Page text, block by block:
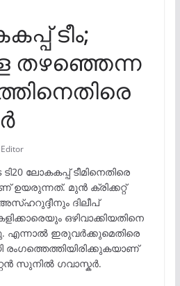
ടീം;
തഴഞ്ഞെന്ന
Editor
ലോകകപ്പ് ടീമിനെതിരെ
ഉയരുന്നത്. മുൻ ക്രിക്കറ്റ്
ദിലീപ്
ഒഴിവാക്കിയതിനെ
എന്നാൽ ഇരുവർക്കുമെതിരെ
രംഗത്തെത്തിയിരിക്കുകയാണ്
സുനിൽ ഗവാസ്കർ.